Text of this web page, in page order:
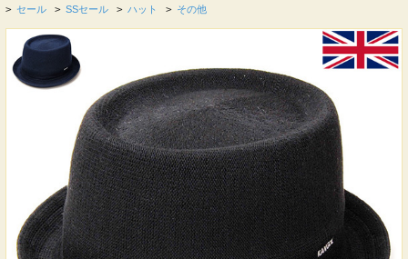
> セール > SSセール > ハット > その他